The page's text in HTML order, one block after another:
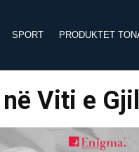
SPORT PRODUKTET
Viti e